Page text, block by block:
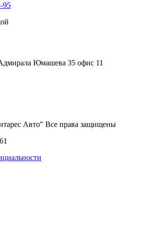
95
Юмашева 35 офис 11
Авто" Все права защищены